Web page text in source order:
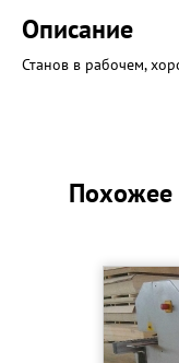
Описание
Станов в рабочем,
Похожее